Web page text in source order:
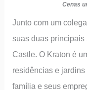
Cenas
Junto com um
suas duas principais
Castle. O Kraton é
residências e
família e seus